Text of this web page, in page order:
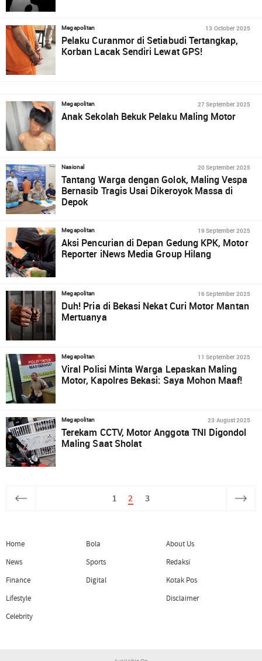
Megapolitan 13 October 2025
Pelaku Curanmor di Setiabudi Tertangkap,
Korban Lacak Sendiri Lewat GPS!
Megapolitan 27 September 2025
Anak Sekolah Bekuk Pelaku Maling Motor
Nasional 20 September 2025
Tantang Warga dengan Golok, Maling Vespa
Bernasib Tragis Usai Dikeroyok Massa di
Depok
Megapolitan 19 September 2025
Aksi Pencurian di Depan Gedung KPK, Motor
Reporter iNews Media Group Hilang
Megapolitan 16 September 2025
Duh! Pria di Bekasi Nekat Curi Motor Mantan
Mertuanya
Megapolitan 11 September 2025
Viral Polisi Minta Warga Lepaskan Maling
Motor, Kapolres Bekasi: Saya Mohon Maaf!
Megapolitan 23 August 2025
Terekam CCTV, Motor Anggota TNI Digondol
Maling Saat Sholat
1 2 3
Home
News
Finance
Lifestyle
Celebrity
Bola
Sports
Digital
About Us
Redaksi
Kotak Pos
Disclaimer